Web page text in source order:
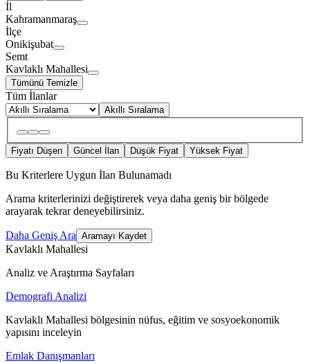
İl
Kahramanmaraş
İlçe
Onikişubat
Semt
Kavlaklı Mahallesi
Tümünü Temizle
Tüm İlanlar
Akıllı Sıralama
Fiyatı Düşen Güncel İlan Düşük Fiyat Yüksek Fiyat
Bu Kriterlere Uygun İlan Bulunamadı
Arama kriterlerinizi değiştirerek veya daha geniş bir bölgede
arayarak tekrar deneyebilirsiniz.
Daha Geniş Ara Aramayı Kaydet
Kavlaklı Mahallesi
Analiz ve Araştırma Sayfaları
Demografi Analizi
Kavlaklı Mahallesi bölgesinin nüfus, eğitim ve sosyoekonomik
yapısını inceleyin
Emlak Danışmanları